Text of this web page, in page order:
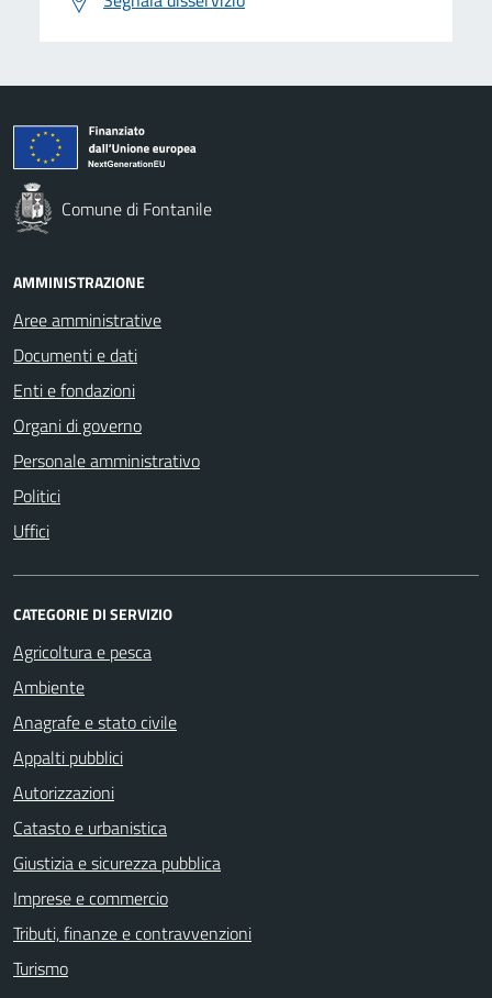
Comune di Fontanile
AMMINISTRAZIONE
Aree amministrative
Documenti e dati
Enti e fondazioni
Organi di governo
Personale amministrativo
Politici
Uffici
CATEGORIE DI SERVIZIO
Agricoltura e pesca
Ambiente
Anagrafe e stato civile
Appalti pubblici
Autorizzazioni
Catasto e urbanistica
Giustizia e sicurezza pubblica
Imprese e commercio
Tributi, finanze e contravvenzioni
Turismo